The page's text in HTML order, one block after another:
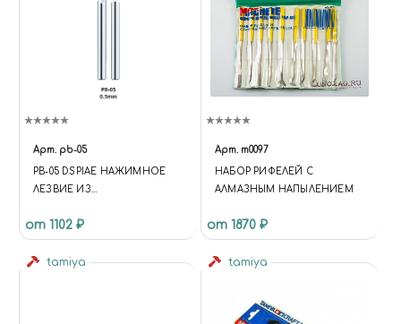
Арт. pb-05
PB-05 DSPIAE НАЖИМНОЕ
ЛЕЗВИЕ ИЗ
ММ
от 1102 ₽
Арт. m0097
НАБОР РИФЕЛЕЙ С
АЛМАЗНЫМ НАПЫЛЕНИЕМ
от 1870 ₽
tamiya tamiya